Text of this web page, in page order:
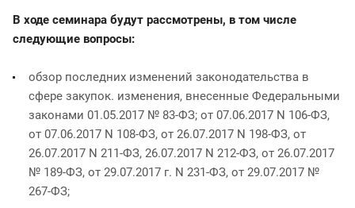
В ходе семинара будут рассмотрены, в том числе
следующие вопросы:
обзор последних изменений законодательства в
сфере закупок. изменения, внесенные Федеральными
законами 01.05.2017 № 83-ФЗ; от 07.06.2017 N 106-ФЗ,
от 07.06.2017 N 108-ФЗ, от 26.07.2017 N 198-ФЗ, от
26.07.2017 N 211-ФЗ, 26.07.2017 N 212-ФЗ, от 26.07.2017
№ 189-ФЗ, от 29.07.2017 г. N 231-ФЗ, от 29.07.2017 №
267-ФЗ;